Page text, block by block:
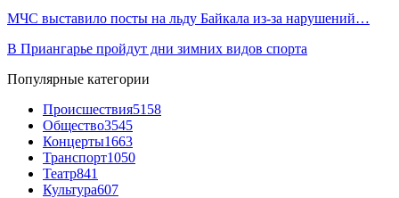
МЧС выставило посты на льду Байкала из-за нарушений…
В Приангарье пройдут дни зимних видов спорта
Популярные категории
Происшествия5158
Общество3545
Концерты1663
Транспорт1050
Театр841
Культура607